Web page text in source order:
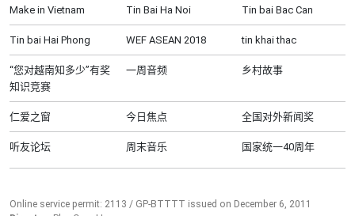
Make in Vietnam Tin Bai Ha Noi Tin bai Bac Can
Tin bai Hai Phong WEF ASEAN 2018 tin khai thac
“您对越南知多少”有奖
知识竞赛
一周音频 乡村故事
仁爱之窗 今日焦点 全国对外新闻奖
听友论坛 周末音乐 国家统一40周年
Online service permit: 2113 / GP-BTTTT issued on December 6, 2011